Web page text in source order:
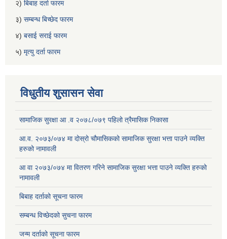
२) बिबाह दर्ता फारम
३) सम्बन्ध बिच्छेद फारम
४) बसाई सराई फारम
५) मृत्यु दर्ता फारम
विधुतीय शुसासन सेवा
सामाजिक सुरक्षा आ .व २०७८/०७९ पहिलो त्रैमासिक निकासा
आ.व. २०७३/०७४ मा दोस्रो चौमासिकको सामाजिक सुरक्षा भत्ता पाउने व्यक्ति
हरुको नामावली
आ वा २०७३/०७४ मा वितरण गरिने सामाजिक सुरक्षा भत्ता पाउने व्यक्ति हरुको
नामावली
बिबाह दर्ताको सूचना फारम
सम्बन्ध विच्छेदको सुचना फारम
जन्म दर्ताको सूचना फारम